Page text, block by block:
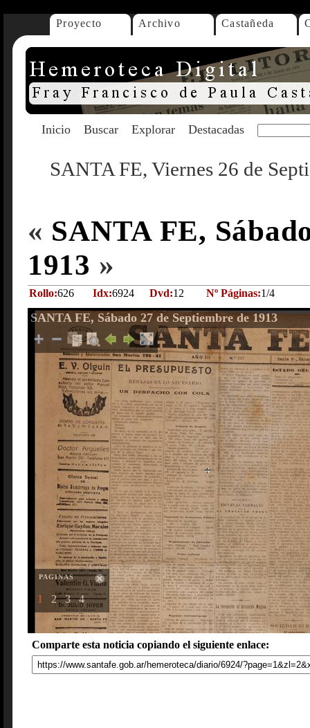
Proyecto Archivo Castañeda
Inicio Buscar Explorar Destacadas
SANTA FE, Viernes 26 de
« SANTA FE,
1913 »
Rollo:626 Idx:6924 Dvd:12 Nº Páginas:1/4
SANTA FE, Sábado 27 de Septiembre de 1913
PAGINAS
1 2 3 4
Comparte esta noticia copiando el siguiente enlace: